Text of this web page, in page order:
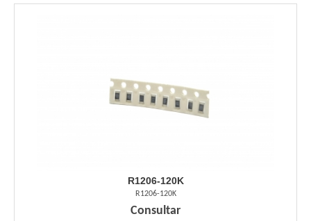
R1206-120K
R1206-120K
Consultar